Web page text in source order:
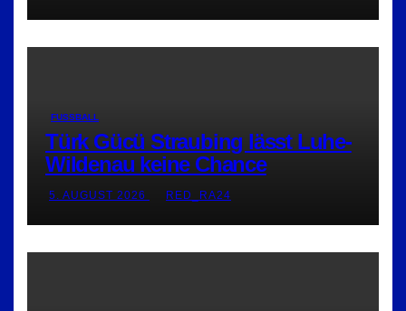
FUSSBALL
Türk Gücü Straubing lässt Luhe-
Wildenau keine Chance
5. AUGUST 2026 RED_RA24